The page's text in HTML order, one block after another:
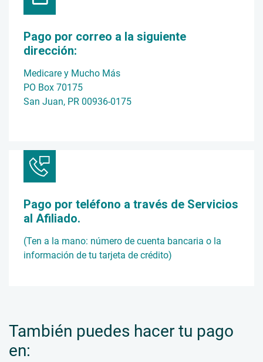
Pago por correo a la siguiente
dirección:
Medicare y Mucho Más
PO Box 70175
San Juan, PR 00936-0175
Pago por teléfono a través de Servicios
al Afiliado.
(Ten a la mano: número de cuenta bancaria o la
información de tu tarjeta de crédito)
También puedes hacer tu pago
en: